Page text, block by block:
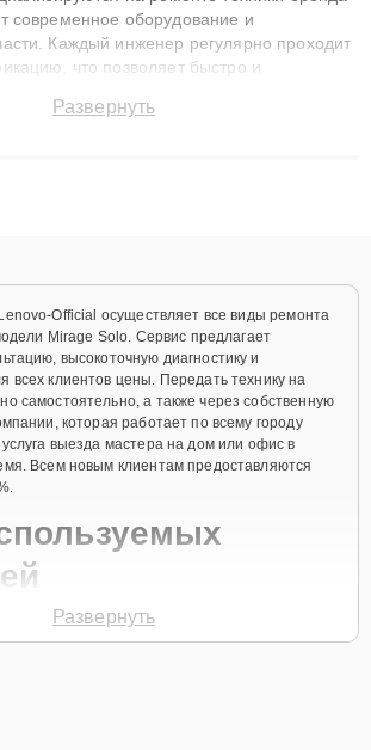
современное оборудование и
Каждый инженер регулярно проходит
что позволяет быстро и
до 3 лет. Наши мастера решают
Развернуть
Official осуществляет все виды ремонта
Mirage Solo. Сервис предлагает
высокоточную диагностику и
всех клиентов цены. Передать технику на
самостоятельно, а также через собственную
которая работает по всему городу
выезда мастера на дом или офис в
Всем новым клиентам предоставляются
модели Mirage Solo предлагаются как
Развернуть